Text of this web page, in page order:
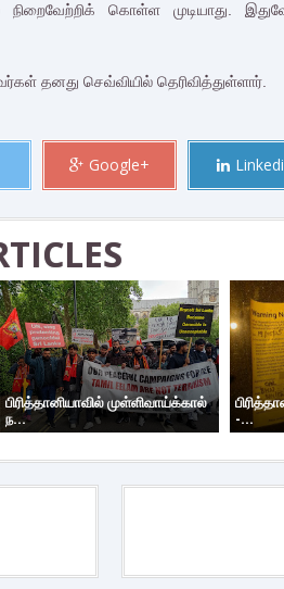
நிறைவேற்றிக் கொள்ள முடியாது.
தனது செவ்வியில் தெரிவித்துள்ளார்.
Google+
பிரித்தானியாவில் முள்ளிவாய்க்கால்
ந...
-...